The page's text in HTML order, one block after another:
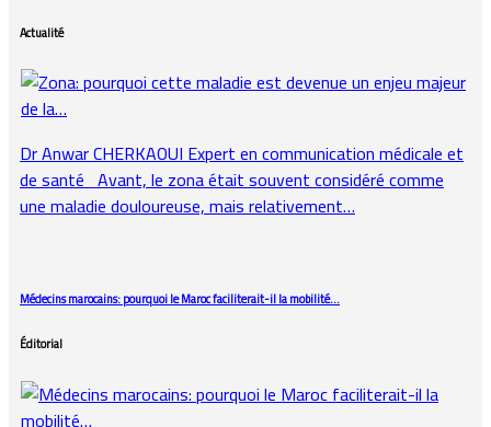
Actualité
Dr Anwar CHERKAOUI Expert en communication médicale et
de santé Avant, le zona était souvent considéré comme
une maladie douloureuse, mais relativement…
Médecins marocains: pourquoi le Maroc faciliterait-il la mobilité…
Éditorial